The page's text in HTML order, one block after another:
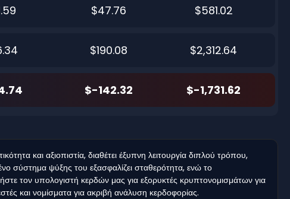
$47.76 $581.02
$190.08 $2,312.64
$-142.32 $-1,731.62
και αξιοπιστία, διαθέτει έξυπνη λειτουργία διπλού τρόπου,
σύστημα ψύξης του εξασφαλίζει σταθερότητα, ενώ το
τον υπολογιστή κερδών μας για εξορυκτές κρυπτονομισμάτων για
και νομίσματα για ακριβή ανάλυση κερδοφορίας.